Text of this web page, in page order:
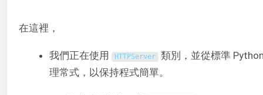
在這裡，
我們正在使用 HTTPServer 類別，並從標準
理常式，以保持程式簡單。